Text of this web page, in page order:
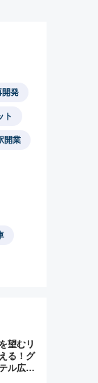
開発
ト
開業
望むリ
る！グ
ル広島